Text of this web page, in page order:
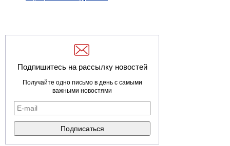
Подпишитесь на рассылку новостей
Получайте одно письмо в день с самыми
важными новостями